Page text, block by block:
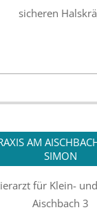
sicheren
AM
SIMON
für Klein-
Aischbach 3